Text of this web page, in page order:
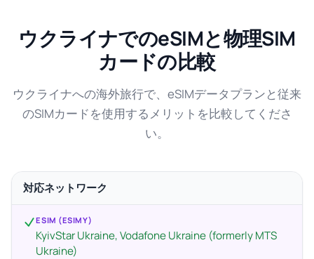
ウクライナでのeSIMと物理SIM
カードの比較
ウクライナへの海外旅行で、eSIMデータプランと従来
のSIMカードを使用するメリットを比較してくださ
い。
対応ネットワーク
ESIM (ESIMY)
KyivStar Ukraine, Vodafone Ukraine (formerly MTS
Ukraine)